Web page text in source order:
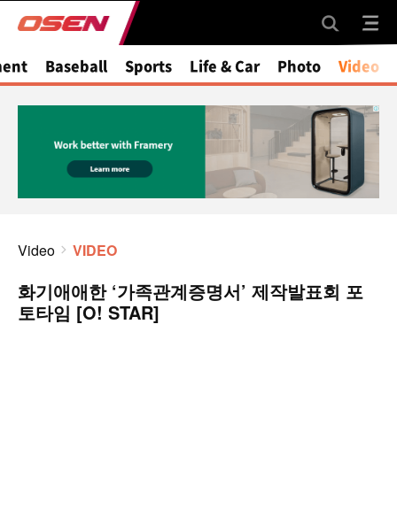
Baseball Sports Life & Car Photo Video
Video VIDEO
화기애애한 ‘가족관계증명서’ 제작발표회 포
토타임 [O! STAR]